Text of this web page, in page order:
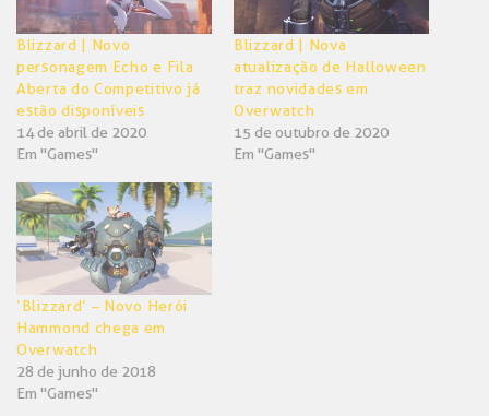
Blizzard | Novo
personagem Echo e Fila
Aberta do Competitivo já
estão disponíveis
14 de abril de 2020
Em "Games"
Blizzard | Nova
atualização de Halloween
traz novidades em
Overwatch
15 de outubro de 2020
Em "Games"
‘Blizzard’ – Novo Herói
Hammond chega em
Overwatch
28 de junho de 2018
Em "Games"